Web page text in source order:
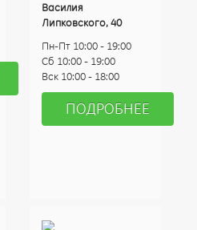
Василия
Липковского, 40
Пн-Пт 10:00 - 19:00
Сб 10:00 - 19:00
Вск 10:00 - 18:00
ПОДРОБНЕЕ